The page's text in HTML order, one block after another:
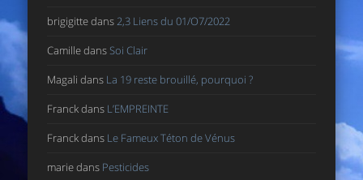
brigigittedans2,3 Liens du 01/O7/2022
CamilledansSoi Clair
Magali dans La 19 reste brouillé, pourquoi ?
Franckdans L’EMPREINTE
Franckdans Le Fameux Téton de Vénus
mariedans Pesticides